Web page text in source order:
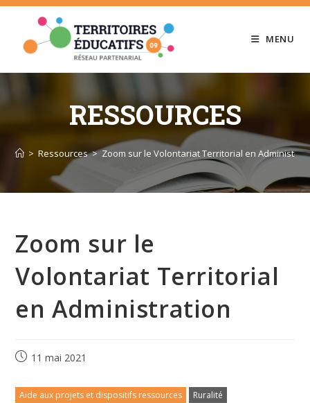
Skip
content
MENU
RESSOURCES
> Ressources > Zoom sur le Volontariat Territorial en
Zoom sur le
Volontariat Territorial
en Administration
11 mai 2021
Aide aux projets et dispositifs ressources Ruralité